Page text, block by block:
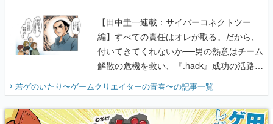
に行って、より理解を深めよう【PR】
【田中圭一連載：サイバーコネクトツー
編】すべての責任はオレが取る。だから、
付いてきてくれないか──男の熱意はチーム
解散の危機を救い、『.hack』成功の活路を
開く。業界の快男児・松山 洋に流れる血は
『少年ジャンプ』色だった【若ゲのいた
り】
若ゲのいたり〜ゲームクリエイターの青春〜の記事一覧